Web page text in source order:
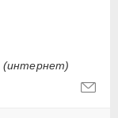
(интернет)